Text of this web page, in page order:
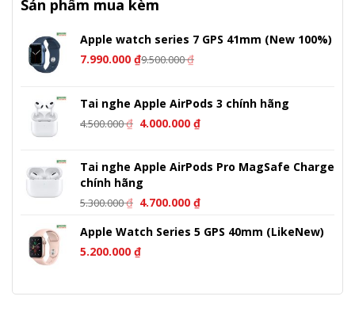
Sản phẩm mua kèm
Apple watch series 7 GPS 41mm (New 100%)
7.990.000 ₫9.500.000₫
Tai nghe Apple AirPods 3 chính hãng
4.500.000₫ Giá
4.500.000 ₫.
4.000.000₫Giá
là:
Tai nghe Apple AirPods Pro MagSafe Charge
chính hãng
5.300.000₫ Giá
là:
5.300.000 ₫.
4.700.000₫Giá
tại
Apple Watch Series 5 GPS 40mm (LikeNew)
5.200.000 ₫